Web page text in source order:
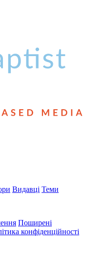
Видавці Теми
Поширені
конфіденційності